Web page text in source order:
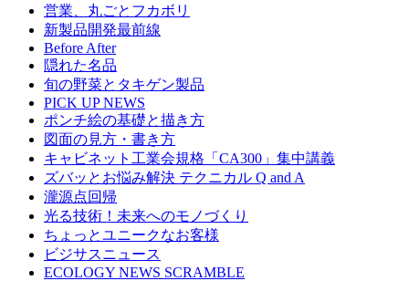
営業、丸ごとフカボリ
新製品開発最前線
Before After
隠れた名品
旬の野菜とタキゲン製品
PICK UP NEWS
ポンチ絵の基礎と描き方
図面の見方・書き方
キャビネット工業会規格「CA300」集中講義
ズバッとお悩み解決 テクニカル Q and A
瀧源点回帰
光る技術！未来へのモノづくり
ちょっとユニークなお客様
ビジサスニュース
ECOLOGY NEWS SCRAMBLE